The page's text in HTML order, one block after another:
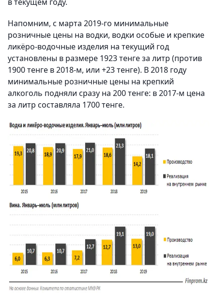
Напомним, с марта 2019-го минимальные
розничные цены на водки, водки особые и крепкие
ликёро-водочные изделия на текущий год
установлены в размере 1923 тенге за литр (против
1900 тенге в 2018-м, или +23 тенге). В 2018 году
минимальные розничные цены на крепкий
алкоголь подняли сразу на 200 тенге: в 2017-м цена
за литр составляла 1700 тенге.